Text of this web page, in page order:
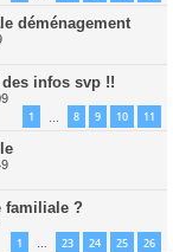
déménagement
infos svp !!
1 8 9 10 11
familiale ?
1 … 23 24 25 26